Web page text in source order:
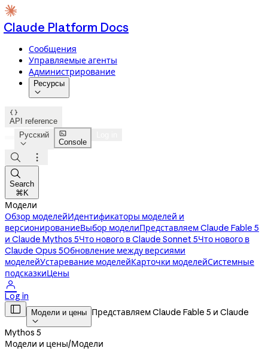
Claude Platform Docs
Сообщения
Управляемые агенты
Администрирование
Ресурсы


API reference
Русский


Console



Search
⌘K
Модели
Обзор моделейИдентификаторы моделей и
версионированиеВыбор моделиПредставляем Claude Fable 5
и Claude Mythos 5Что нового в Claude Sonnet 5Что нового в
Claude Opus 5Обновление между версиями
моделейУстаревание моделейКарточки моделейСистемные
подсказкиЦены

Log in
 Модели и цены

Представляем Claude Fable 5 и Claude
Mythos 5
Модели и цены/Модели